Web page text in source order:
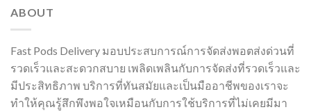
ABOUT
Fast Pods Delivery มอบประสบการณ์การจัดส่งพอตส่งด่วนที่
รวดเร็วและสะดวกสบาย เพลิดเพลินกับการจัดส่งที่รวดเร็วและ
มีประสิทธิภาพ บริการที่ทันสมัยและเป็นมืออาชีพของเราจะ
ทำให้คุณรู้สึกพึงพอใจเหมือนกับการใช้บริการที่ไม่เคยมีมา